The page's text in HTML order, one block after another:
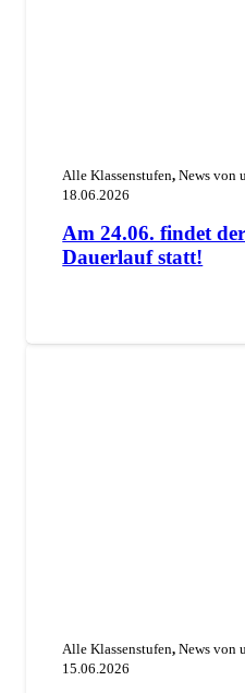
Alle Klassenstufen,News von
18.06.2026
Am 24.06. findet
Dauerlauf statt!
Alle Klassenstufen,News von
15.06.2026